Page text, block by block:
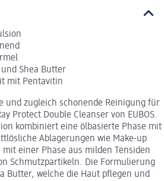
Shea Butter
mit Pentavitin
und zugleich schonende Reinigung für
Protect Double Cleanser von EUBOS.
kombiniert eine ölbasierte Phase mit
Ablagerungen wie Make-up
einer Phase aus milden Tensiden
Schmutzpartikeln. Die Formulierung
Butter, welche die Haut pflegen und